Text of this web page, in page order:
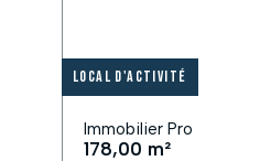
Local d'activité
Immobilier Pro
178,00 m²